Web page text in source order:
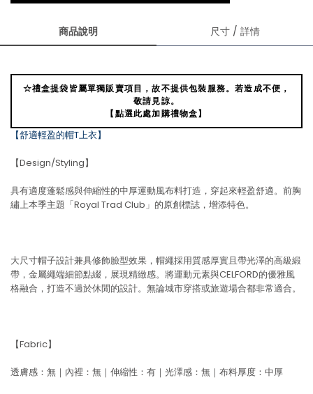
商品說明 尺寸 / 詳情
☆禮盒提袋皆屬單獨販賣項目，故不提供包裝服務。若造成不便，
敬請見諒。
【點選此處加購禮物盒】
【舒適輕盈的帽T上衣】
【Design/Styling】
具有適度蓬鬆感與伸縮性的中厚運動風布料打造，穿起來輕盈舒適。前胸
繡上本季主題「Royal Trad Club」的原創標誌，增添特色。
大尺寸帽子設計兼具修飾臉型效果，帽繩採用質感厚實且帶光澤的高級緞
帶，金屬繩端細節點綴，展現精緻感。將運動元素與CELFORD的優雅風
格融合，打造不過於休閒的設計。無論城市穿搭或旅遊場合都非常適合。
【Fabric】
透膚感：無｜內裡：無｜伸縮性：有｜光澤感：無｜布料厚度：中厚